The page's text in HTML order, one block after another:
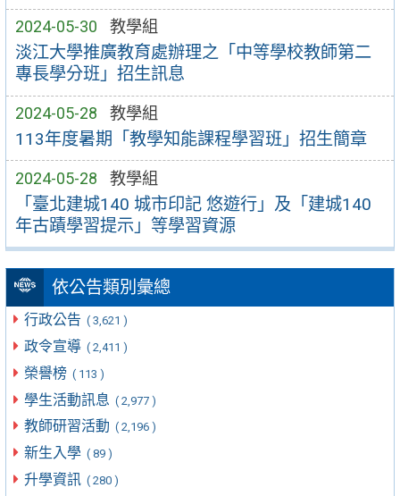
2024-05-30 教學組
淡江大學推廣教育處辦理之「中等學校教師第二
專長學分班」招生訊息
2024-05-28 教學組
113年度暑期「教學知能課程學習班」招生簡章
2024-05-28 教學組
「臺北建城140 城市印記 悠遊行」及「建城140
年古蹟學習提示」等學習資源
依公告類別彙總
行政公告 ( 3,621 )
政令宣導 ( 2,411 )
榮譽榜 ( 113 )
學生活動訊息 ( 2,977 )
教師研習活動 ( 2,196 )
新生入學 ( 89 )
升學資訊 ( 280 )